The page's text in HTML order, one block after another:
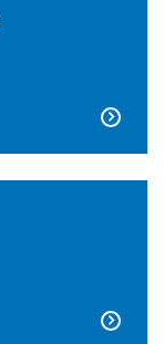

